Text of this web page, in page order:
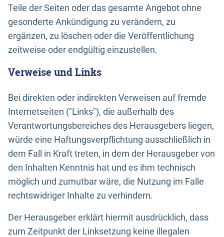
Teile der Seiten oder das gesamte Angebot ohne
gesonderte Ankündigung zu verändern, zu
ergänzen, zu löschen oder die Veröffentlichung
zeitweise oder endgültig einzustellen.
Verweise und Links
Bei direkten oder indirekten Verweisen auf fremde
Internetseiten ("Links"), die außerhalb des
Verantwortungsbereiches des Herausgebers liegen,
würde eine Haftungsverpflichtung ausschließlich in
dem Fall in Kraft treten, in dem der Herausgeber von
den Inhalten Kenntnis hat und es ihm technisch
möglich und zumutbar wäre, die Nutzung im Falle
rechtswidriger Inhalte zu verhindern.
Der Herausgeber erklärt hiermit ausdrücklich, dass
zum Zeitpunkt der Linksetzung keine illegalen